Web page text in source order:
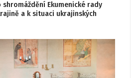
shromáždění Ekumenické rady
a k situaci ukrajinských